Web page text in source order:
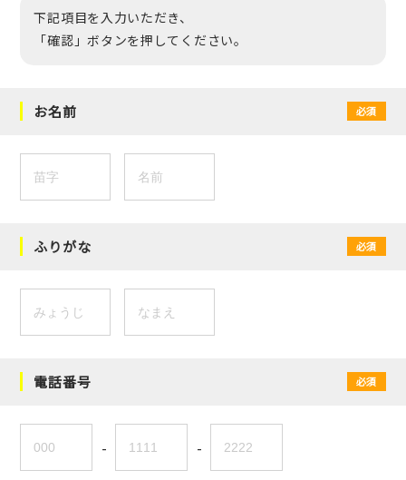
下記項目を入力いただき、
「確認」ボタンを押してください。
お名前 必須
ふりがな 必須
電話番号 必須
- -